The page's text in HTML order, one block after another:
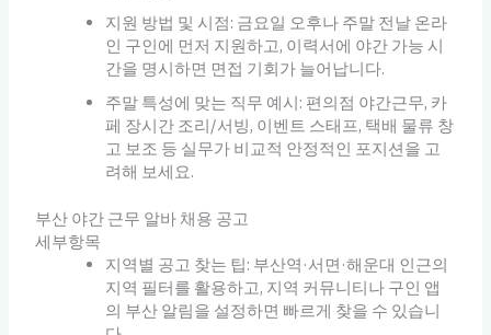
지원 방법 및 시점: 금요일 오후나 주말 전날 온라
인 구인에 먼저 지원하고, 이력서에 야간 가능 시
간을 명시하면 면접 기회가 늘어납니다.
주말 특성에 맞는 직무 예시: 편의점 야간근무, 카
페 장시간 조리/서빙, 이벤트 스태프, 택배 물류 창
고 보조 등 실무가 비교적 안정적인 포지션을 고
려해 보세요.
부산 야간 근무 알바 채용 공고
세부항목
지역별 공고 찾는 팁: 부산역·서면·해운대 인근의
지역 필터를 활용하고, 지역 커뮤니티나 구인 앱
의 부산 알림을 설정하면 빠르게 찾을 수 있습니